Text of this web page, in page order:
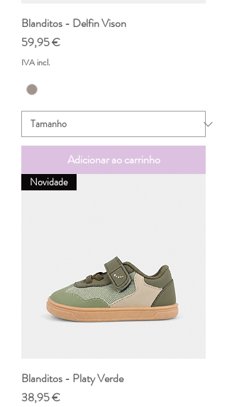
Blanditos - Delfin Vison
Preço
59,95 €
IVA incl.
Adicionar ao carrinho
Novidade
Blanditos - Platy Verde
Preço
38,95 €